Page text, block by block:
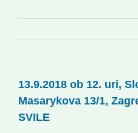
Kontakti
13.9.2018 ob 12. uri,
Masarykova 13/1,
SVILE